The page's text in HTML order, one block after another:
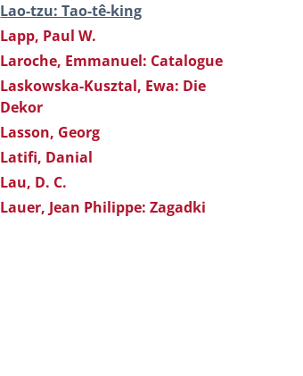
Lao-tzu: Tao-tê-king
Lapp, Paul W.
Laroche, Emmanuel: Catalogue
Laskowska-Kusztal, Ewa: Die
Dekor
Lasson, Georg
Latifi, Danial
Lau, D. C.
Lauer, Jean Philippe: Zagadki